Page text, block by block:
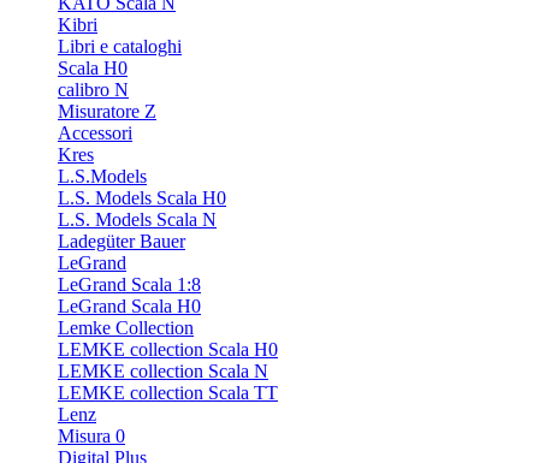
Kibri
Libri e cataloghi
Scala H0
calibro N
Misuratore Z
Accessori
Kres
L.S.Models
L.S. Models Scala H0
L.S. Models Scala N
Ladegüter Bauer
LeGrand
LeGrand Scala 1:8
LeGrand Scala H0
Lemke Collection
LEMKE collection Scala H0
LEMKE collection Scala N
LEMKE collection Scala TT
Lenz
Misura 0
Digital Plus